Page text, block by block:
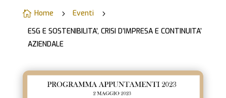
 Home 5 Eventi 5
ESG E SOSTENIBILITA’, CRISI D’IMPRESA E CONTINUITA’
AZIENDALE